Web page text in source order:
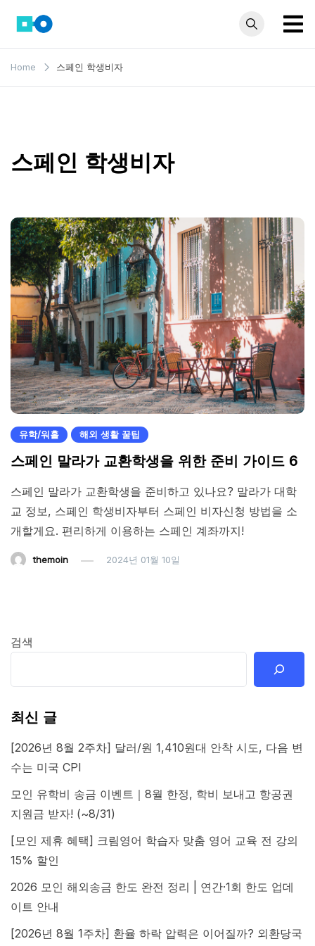
content
모인 해
외송금
Home 스페인 학생비자
스페인 학생비자
유학/워홀 해외 생활 꿀팁
스페인 말라가 교환학생을 위한 준비 가이드 6
스페인 말라가 교환학생을 준비하고 있나요? 말라가 대학
교 정보, 스페인 학생비자부터 스페인 비자신청 방법을 소
개할게요. 편리하게 이용하는 스페인 계좌까지!
themoin 2024년 01월 10일
검색
최신 글
[2026년 8월 2주차] 달러/원 1,410원대 안착 시도, 다음 변
수는 미국 CPI
모인 유학비 송금 이벤트｜8월 한정, 학비 보내고 항공권
지원금 받자! (~8/31)
[모인 제휴 혜택] 크림영어 학습자 맞춤 영어 교육 전 강의
15% 할인
2026 모인 해외송금 한도 완전 정리 | 연간·1회 한도 업데
이트 안내
[2026년 8월 1주차] 환율 하락 압력은 이어질까? 외환당국